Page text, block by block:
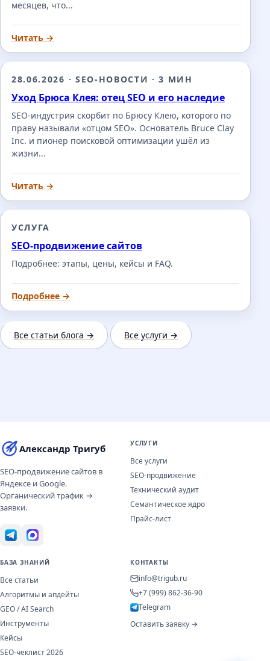
месяцев, что...
Читать →
28.06.2026 · SEO-НОВОСТИ · 3 МИН
Уход Брюса Клея: отец SEO и его наследие
SEO-индустрия скорбит по Брюсу Клею, которого по
праву называли «отцом SEO». Основатель Bruce Clay
Inc. и пионер поисковой оптимизации ушёл из
жизни...
Читать →
УСЛУГА
SEO-продвижение сайтов
Подробнее: этапы, цены, кейсы и FAQ.
Подробнее →
Все статьи блога → Все услуги →
Александр Тригуб
SEO-продвижение сайтов в
Яндексе и Google.
Органический трафик →
заявки.
УСЛУГИ
Все услуги
SEO-продвижение
Технический аудит
Семантическое ядро
Прайс-лист
БАЗА ЗНАНИЙ
Все статьи
Алгоритмы и апдейты
GEO / AI Search
Инструменты
Кейсы
SEO-чеклист 2026
КОНТАКТЫ
info@trigub.ru
+7 (999) 862-36-90
Telegram
Оставить заявку →